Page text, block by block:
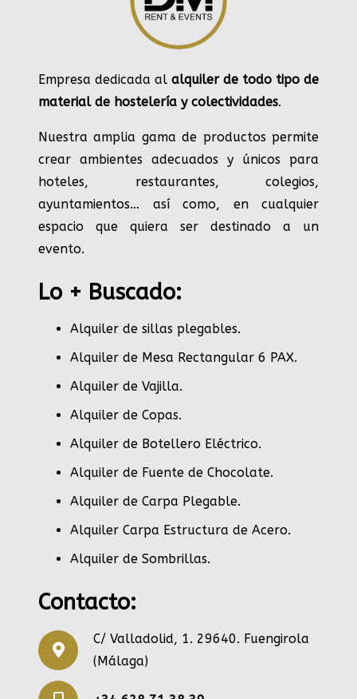
Empresa dedicada al alquiler de todo tipo de
material de hostelería y colectividades.
Nuestra amplia gama de productos permite
crear ambientes adecuados y únicos para
hoteles, restaurantes, colegios,
ayuntamientos… así como, en cualquier
espacio que quiera ser destinado a un
evento.
Lo + Buscado:
Alquiler de sillas plegables.
Alquiler de Mesa Rectangular 6 PAX.
Alquiler de Vajilla.
Alquiler de Copas.
Alquiler de Botellero Eléctrico.
Alquiler de Fuente de Chocolate.
Alquiler de Carpa Plegable.
Alquiler Carpa Estructura de Acero.
Alquiler de Sombrillas.
Contacto:
C/ Valladolid, 1. 29640. Fuengirola
(Málaga)